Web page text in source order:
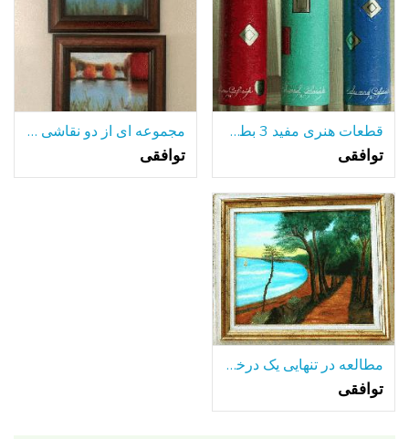
قطعات هنری مفید 3 بطری های آلومینیومی جلا
توافقی
مجموعه ای از دو نقاشی رنگ و روغن قاب
توافقی
مطالعه در تنهایی یک درخت تنها-در میان بسیاری از دریاچه.
توافقی